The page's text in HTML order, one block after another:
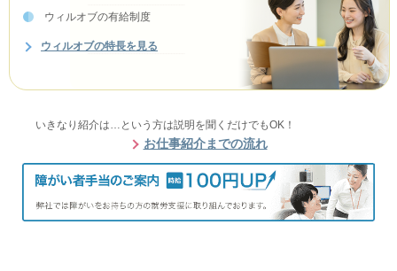
ウィルオブの有給制度
ウィルオブの特長を見る
いきなり紹介は…という方は説明を聞くだけでもOK！
お仕事紹介までの流れ